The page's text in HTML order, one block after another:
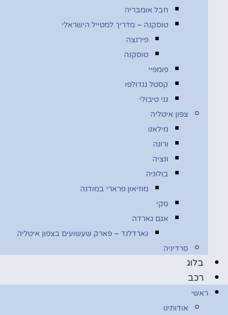
חבל אומבריה
טוסקנה – מדריך למטייל הישראלי
פירנצה
טוסקנה
פומפיי
קסטל גנדולפו
גני טיבולי
צפון איטליה
מילאנו
ורונה
ונציה
בולוניה
מוזיאון פרארי במודנה
סקי
אגם גארדה
גארדלנד – פארק שעשועים בצפון איטליה
סרדיניה
בלוג
רכב
ראשי
אודותינו